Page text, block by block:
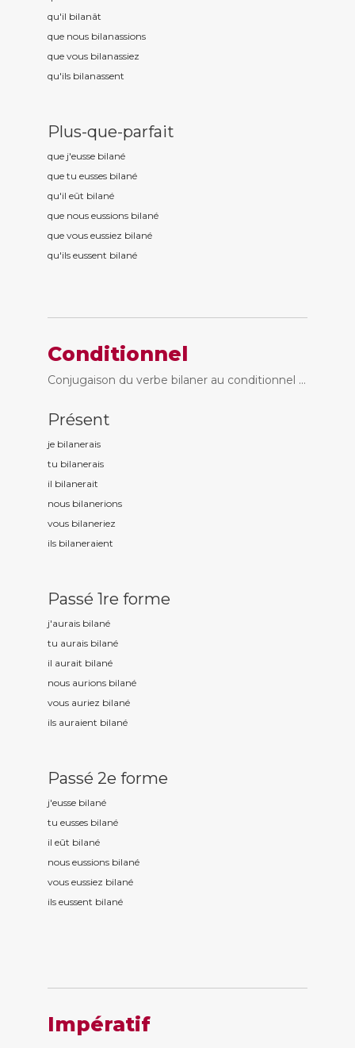
qu'il bilanât
que nous bilanassions
que vous bilanassiez
qu'ils bilanassent
Plus-que-parfait
que j'eusse bilané
que tu eusses bilané
qu'il eût bilané
que nous eussions bilané
que vous eussiez bilané
qu'ils eussent bilané
Conditionnel
Conjugaison du verbe bilaner au conditionnel ...
Présent
je bilanerais
tu bilanerais
il bilanerait
nous bilanerions
vous bilaneriez
ils bilaneraient
Passé 1re forme
j'aurais bilané
tu aurais bilané
il aurait bilané
nous aurions bilané
vous auriez bilané
ils auraient bilané
Passé 2e forme
j'eusse bilané
tu eusses bilané
il eût bilané
nous eussions bilané
vous eussiez bilané
ils eussent bilané
Impératif